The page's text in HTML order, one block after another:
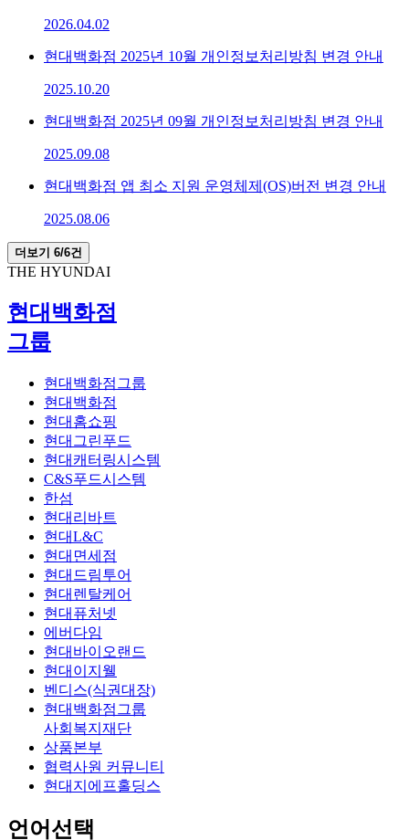
2026.04.02
현대백화점 2025년 10월 개인정보처리방침 변경 안내
2025.10.20
현대백화점 2025년 09월 개인정보처리방침 변경 안내
2025.09.08
현대백화점 앱 최소 지원 운영체제(OS)버전 변경 안내
2025.08.06
더보기 6/6건
THE HYUNDAI
현대백화점
그룹
현대백화점그룹
현대백화점
현대홈쇼핑
현대그린푸드
현대캐터링시스템
C&S푸드시스템
한섬
현대리바트
현대L&C
현대면세점
현대드림투어
현대렌탈케어
현대퓨처넷
에버다임
현대바이오랜드
현대이지웰
벤디스(식권대장)
현대백화점그룹
사회복지재단
상품본부
협력사원 커뮤니티
현대지에프홀딩스
언어선택